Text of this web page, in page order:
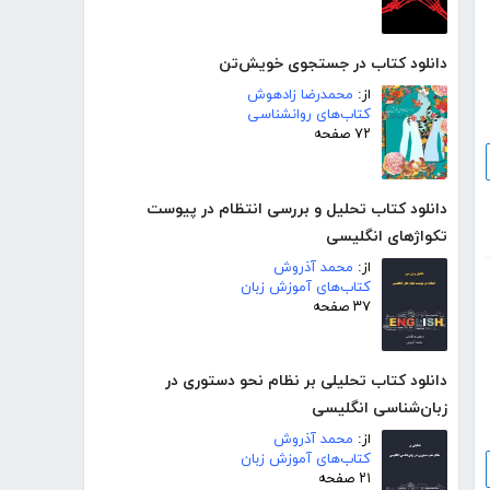
دانلود کتاب در جستجوی خویش‌تن
از: محمدرضا زادهوش
کتاب‌های روانشناسی
۷۲ صفحه
دانلود کتاب تحلیل و بررسی انتظام در پیوست
تکواژهای انگلیسی
از: محمد آذروش
کتاب‌های آموزش زبان
۳۷ صفحه
دانلود کتاب تحلیلی بر نظام نحو دستوری در
زبان‌شناسی انگلیسی
از: محمد آذروش
کتاب‌های آموزش زبان
۲۱ صفحه